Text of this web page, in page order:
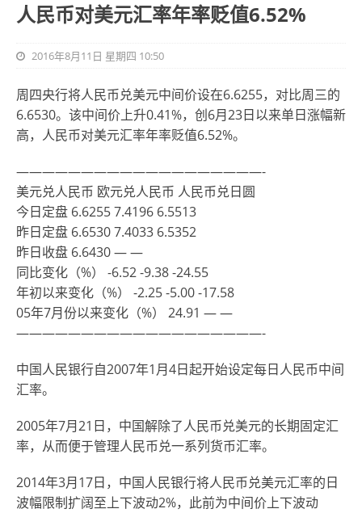
人民币对美元汇率年率贬值6.52%
2016年8月11日 星期四 10:50
周四央行将人民币兑美元中间价设在6.6255，对比周三的
6.6530。该中间价上升0.41%，创6月23日以来单日涨幅新
高，人民币对美元汇率年率贬值6.52%。
———————————————————-
美元兑人民币 欧元兑人民币 人民币兑日圆
今日定盘 6.6255 7.4196 6.5513
昨日定盘 6.6530 7.4033 6.5352
昨日收盘 6.6430 — —
同比变化（%） -6.52 -9.38 -24.55
年初以来变化（%） -2.25 -5.00 -17.58
05年7月份以来变化（%） 24.91 — —
———————————————————-
中国人民银行自2007年1月4日起开始设定每日人民币中间
汇率。
2005年7月21日，中国解除了人民币兑美元的长期固定汇
率，从而便于管理人民币兑一系列货币汇率。
2014年3月17日，中国人民银行将人民币兑美元汇率的日
波幅限制扩阔至上下波动2%，此前为中间价上下波动